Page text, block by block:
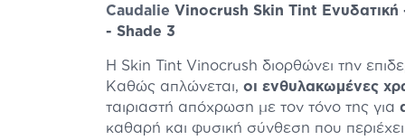
Caudalie Vinocrush Skin Tint Ενυδατική
- Shade 3
Η Skin Tint Vinocrush διορθώνει την
Καθώς απλώνεται, οι ενθυλακωμένες
ταιριαστή απόχρωση με τον τόνο της για
καθαρή και φυσική σύνθεση που περιέχει